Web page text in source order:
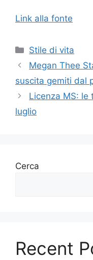
Link alla fonte
Categorie
Stile di vita
Megan Thee
suscita gemiti dal
Licenza MS: le
luglio
Cerca
Recent